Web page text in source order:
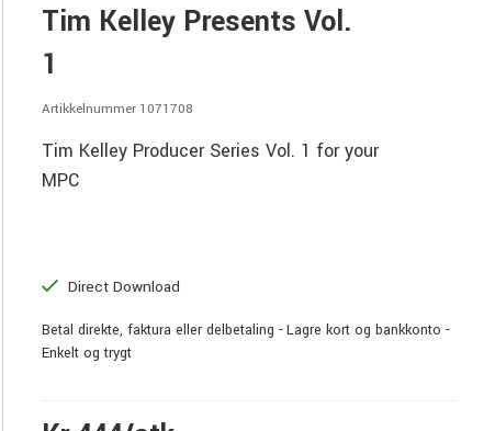
Tim Kelley Presents Vol.
1
Artikkelnummer 1071708
Tim Kelley Producer Series Vol. 1 for your
MPC
Direct Download
Betal direkte, faktura eller delbetaling - Lagre kort og bankkonto -
Enkelt og trygt